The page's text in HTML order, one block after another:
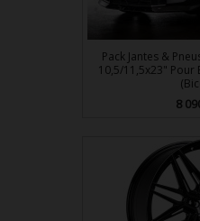
Pack Jantes &
10,5/11,5x23" Pour
Prix
8